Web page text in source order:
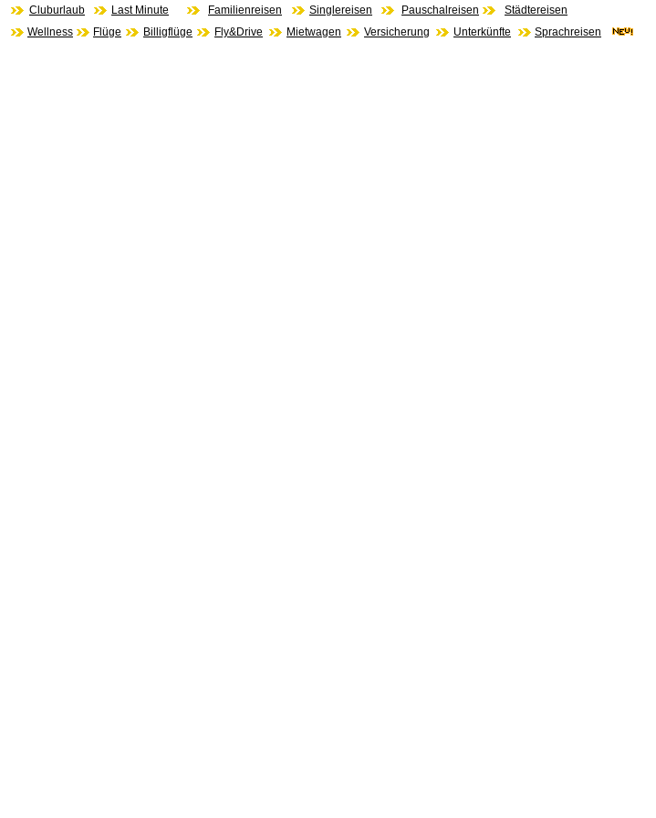
Cluburlaub Last Minute Familienreisen Singlereisen Pauschalreisen
Städtereisen
Wellness
Flüge Billigflüge Fly&Drive Mietwagen Versicherung Unterkünfte Sprachreisen